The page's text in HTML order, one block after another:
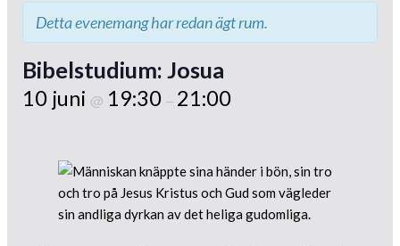
Detta evenemang har redan ägt rum.
Bibelstudium: Josua
10 juni @ 19:30– 21:00